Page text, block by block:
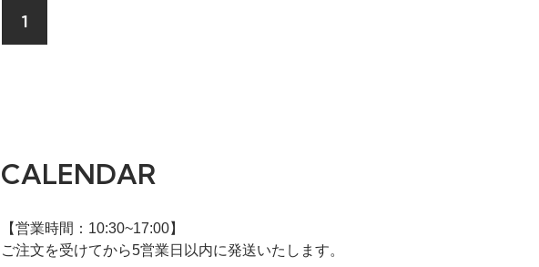
1
CALENDAR
【営業時間：10:30~17:00】
ご注文を受けてから5営業日以内に発送いたします。